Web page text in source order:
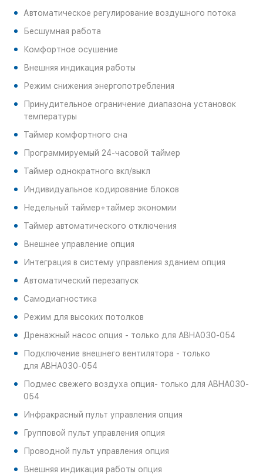
Автоматическое регулирование воздушного потока
Бесшумная работа
Комфортное осушение
Внешняя индикация работы
Режим снижения энергопотребления
Принудительное ограничение диапазона установок
температуры
Таймер комфортного сна
Программируемый 24-часовой таймер
Таймер однократного вкл/выкл
Индивидуальное кодирование блоков
Недельный таймер+таймер экономии
Таймер автоматического отключения
Внешнее управление опция
Интеграция в систему управления зданием опция
Автоматический перезапуск
Самодиагностика
Режим для высоких потолков
Дренажный насос опция - только для ABHA030-054
Подключение внешнего вентилятора - только
для ABHA030-054
Подмес свежего воздуха опция- только для ABHA030-
054
Инфракрасный пульт управления опция
Групповой пульт управления опция
Проводной пульт управления опция
Внешняя индикация работы опция